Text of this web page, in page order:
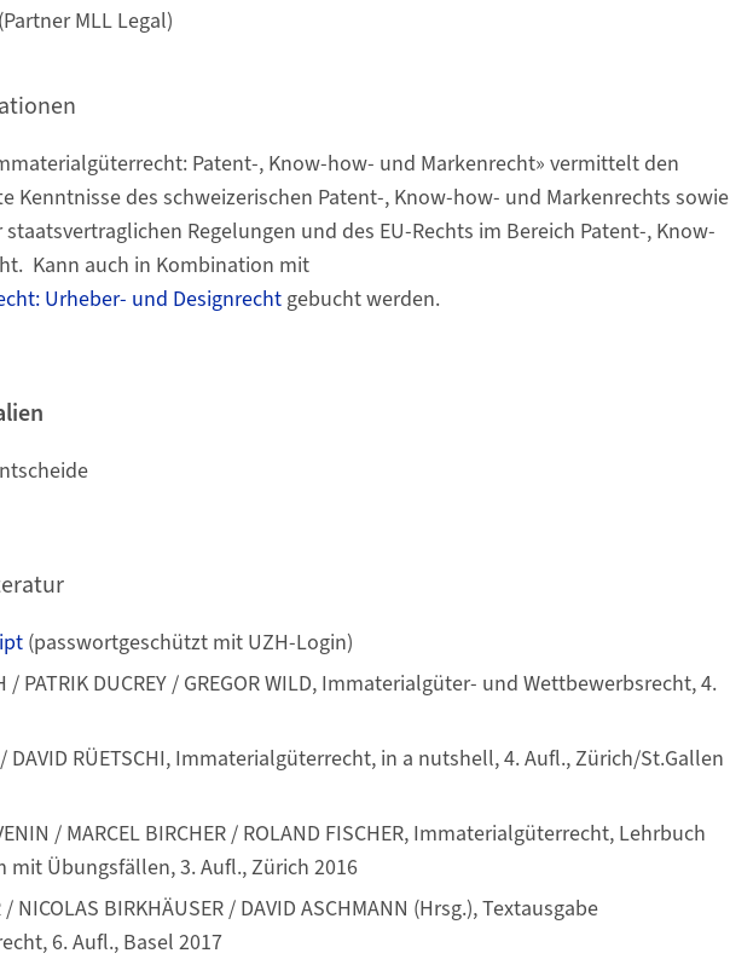
MLL Legal)
Patent-, Know-how- und Markenrecht» vermittelt den
Kenntnisse des schweizerischen Patent-, Know-how- und Markenrechts sowie
Regelungen und des EU-Rechts im Bereich Patent-, Know-
Kann auch in Kombination mit
Urheber- und Designrechtgebucht werden.
(passwortgeschützt mit UZH-Login)
/ PATRIK DUCREY / GREGOR WILD, Immaterialgüter- und Wettbewerbsrecht, 4.
/ DAVID RÜETSCHI, Immaterialgüterrecht, in a nutshell, 4. Aufl., Zürich/St.Gallen
/ MARCEL BIRCHER / ROLAND FISCHER, Immaterialgüterrecht, Lehrbuch
Übungsfällen, 3. Aufl., Zürich 2016
/ NICOLAS BIRKHÄUSER / DAVID ASCHMANN (Hrsg.), Textausgabe
6. Aufl., Basel 2017